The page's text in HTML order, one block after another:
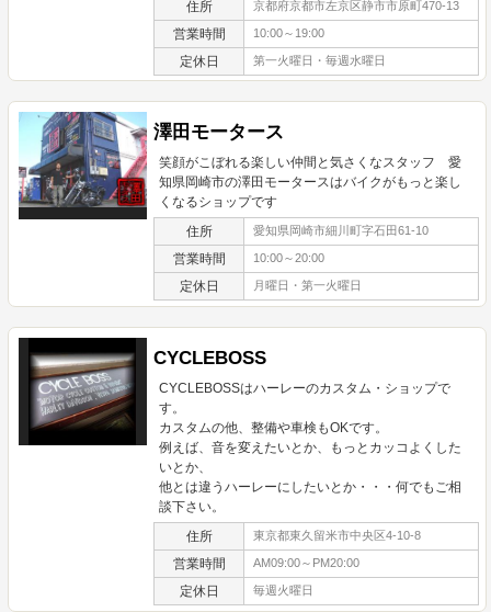
住所 京都府京都市左京区静市市原町470-13
営業時間 10:00～19:00
定休日 第一火曜日・毎週水曜日
澤田モータース
笑顔がこぼれる楽しい仲間と気さくなスタッフ 愛
知県岡崎市の澤田モータースはバイクがもっと楽し
くなるショップです
住所 愛知県岡崎市細川町字石田61-10
営業時間 10:00～20:00
定休日 月曜日・第一火曜日
CYCLEBOSS
CYCLEBOSSはハーレーのカスタム・ショップで
す。
カスタムの他、整備や車検もOKです。
例えば、音を変えたいとか、もっとカッコよくした
いとか、
他とは違うハーレーにしたいとか・・・何でもご相
談下さい。
住所 東京都東久留米市中央区4-10-8
営業時間 AM09:00～PM20:00
定休日 毎週火曜日